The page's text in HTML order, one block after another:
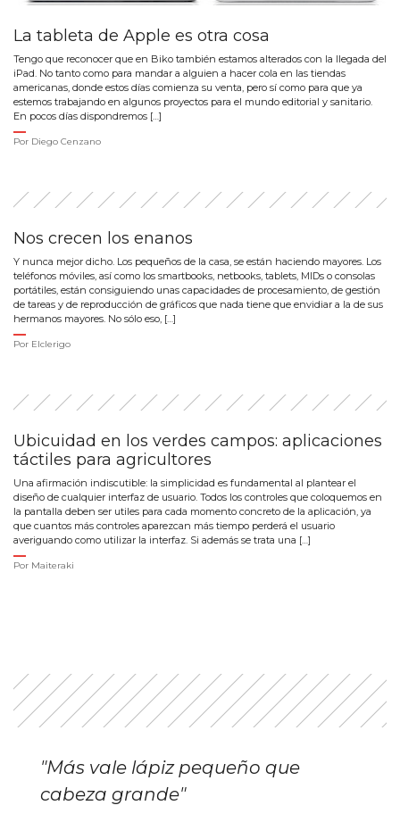
La tableta de Apple es otra cosa
Tengo que reconocer que en Biko también estamos alterados con la llegada del
iPad. No tanto como para mandar a alguien a hacer cola en las tiendas
americanas, donde estos días comienza su venta, pero sí como para que ya
estemos trabajando en algunos proyectos para el mundo editorial y sanitario.
En pocos días dispondremos […]
Por Diego Cenzano
Nos crecen los enanos
Y nunca mejor dicho. Los pequeños de la casa, se están haciendo mayores. Los
teléfonos móviles, así como los smartbooks, netbooks, tablets, MIDs o consolas
portátiles, están consiguiendo unas capacidades de procesamiento, de gestión
de tareas y de reproducción de gráficos que nada tiene que envidiar a la de sus
hermanos mayores. No sólo eso, […]
Por Elclerigo
Ubicuidad en los verdes campos: aplicaciones
táctiles para agricultores
Una afirmación indiscutible: la simplicidad es fundamental al plantear el
diseño de cualquier interfaz de usuario. Todos los controles que coloquemos en
la pantalla deben ser utiles para cada momento concreto de la aplicación, ya
que cuantos más controles aparezcan más tiempo perderá el usuario
averiguando como utilizar la interfaz. Si además se trata una […]
Por Maiteraki
"Más vale lápiz pequeño que
cabeza grande"